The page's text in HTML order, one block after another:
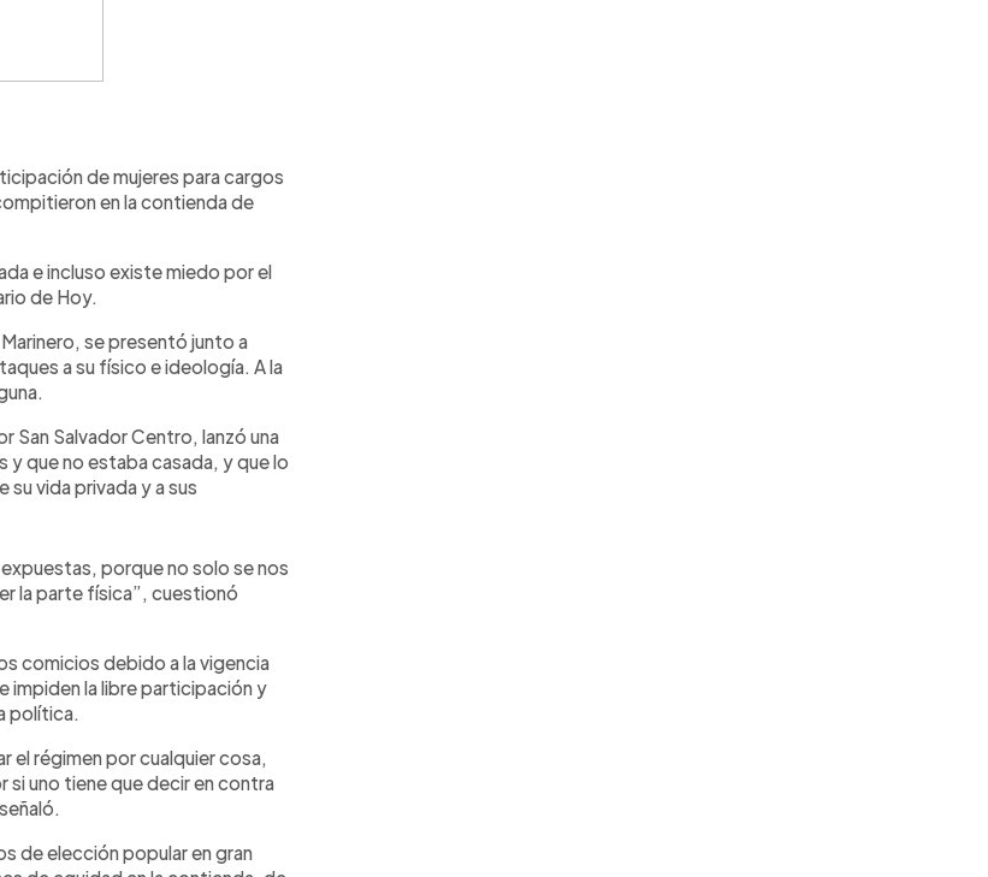
de mujeres para cargos
en la contienda de
e incluso existe miedo por el
de Hoy.
se presentó junto a
a su físico e ideología. A la
San Salvador Centro, lanzó una
y que no estaba casada, y que lo
vida privada y a sus
porque no solo se nos
la parte física”, cuestionó
comicios debido a la vigencia
impiden la libre participación y
política.
el régimen por cualquier cosa,
si uno tiene que decir en contra
de elección popular en gran